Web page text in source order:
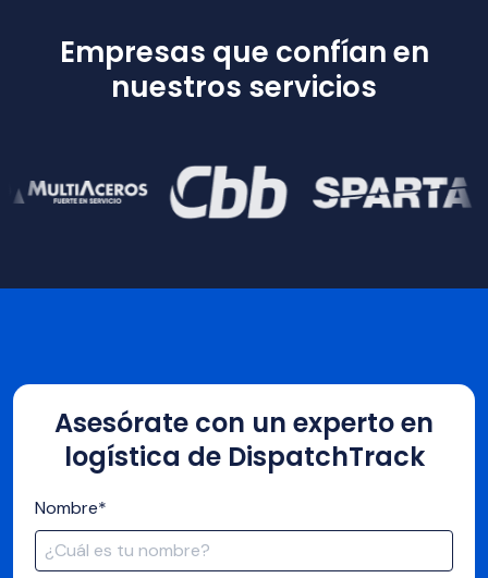
Empresas que confían en
nuestros servicios
Asesórate con un experto en
logística de DispatchTrack
Nombre*